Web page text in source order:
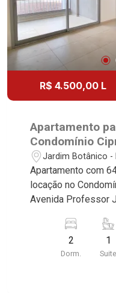
R$ 4.500,00 L
Apartamento
Condomínio
Avenida
Ribeirão Preto/
Jardim Botânico -
Apartamento com
locação no
Avenida Professor
características
Imobiliária selecionou para
útil - 2 dormitório
2
Dorm.
1
Suite